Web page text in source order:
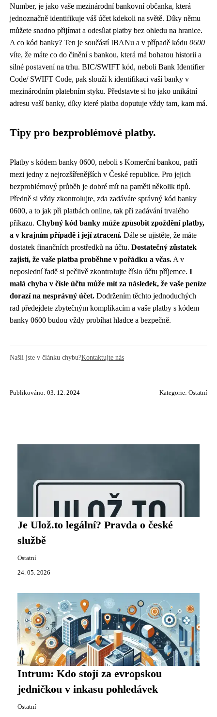
Number, je jako vaše mezinárodní bankovní občanka, která
jednoznačně identifikuje váš účet kdekoli na světě. Díky němu
můžete snadno přijímat a odesílat platby bez ohledu na hranice.
A co kód banky? Ten je součástí IBANu a v případě kódu 0600
víte, že máte co do činění s bankou, která má bohatou historii a
silné postavení na trhu. BIC/SWIFT kód, neboli Bank Identifier
Code/ SWIFT Code, pak slouží k identifikaci vaší banky v
mezinárodním platebním styku. Představte si ho jako unikátní
adresu vaší banky, díky které platba doputuje vždy tam, kam má.
Tipy pro bezproblémové platby.
Platby s kódem banky 0600, neboli s Komerční bankou, patří
mezi jedny z nejrozšířenějších v České republice. Pro jejich
bezproblémový průběh je dobré mít na paměti několik tipů.
Předně si vždy zkontrolujte, zda zadáváte správný kód banky
0600, a to jak při platbách online, tak při zadávání trvalého
příkazu. Chybný kód banky může způsobit zpoždění platby,
a v krajním případě i její ztracení. Dále se ujistěte, že máte
dostatek finančních prostředků na účtu. Dostatečný zůstatek
zajistí, že vaše platba proběhne v pořádku a včas. A v
neposlední řadě si pečlivě zkontrolujte číslo účtu příjemce. I
malá chyba v čísle účtu může mít za následek, že vaše peníze
dorazí na nesprávný účet. Dodržením těchto jednoduchých
rad předejdete zbytečným komplikacím a vaše platby s kódem
banky 0600 budou vždy probíhat hladce a bezpečně.
Našli jste v článku chybu?Kontaktujte nás
Publikováno: 03. 12. 2024 Kategorie: Ostatní
Je Ulož.to legální? Pravda o české
službě
Ostatní
24. 05. 2026
Intrum: Kdo stojí za evropskou
jedničkou v inkasu pohledávek
Ostatní